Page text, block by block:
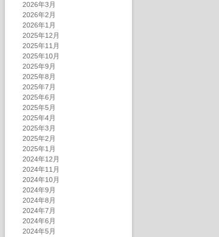
2026年3月
2026年2月
2026年1月
2025年12月
2025年11月
2025年10月
2025年9月
2025年8月
2025年7月
2025年6月
2025年5月
2025年4月
2025年3月
2025年2月
2025年1月
2024年12月
2024年11月
2024年10月
2024年9月
2024年8月
2024年7月
2024年6月
2024年5月